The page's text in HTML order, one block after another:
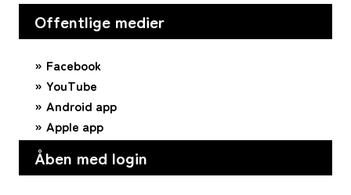
Offentlige medier
Facebook
YouTube
Android app
Apple app
Åben med login